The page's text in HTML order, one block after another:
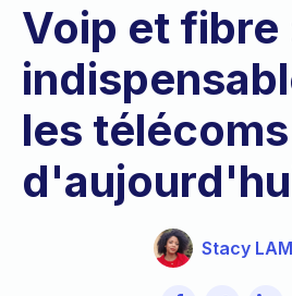
Voip et fibre
les télécoms
Stacy